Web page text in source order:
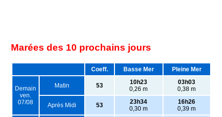
Marées des 10 prochains jours
Coeff. Basse Mer Pleine Mer
Demain
ven.
07/08
Matin 53
10h23
0,26 m
03h03
0,38 m
Après Midi 53
23h34
0,30 m
16h26
0,39 m